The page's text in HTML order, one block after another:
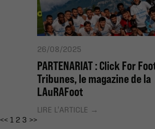
26/08/2025
PARTENARIAT : Click For
Tribunes, le magazine de la
LAuRAFoot
LIRE L'ARTICLE
<< 1 2 3 >>